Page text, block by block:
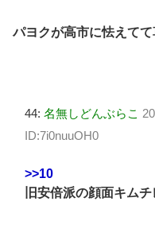
パヨクが高市に怯えてて
44: 名無しどんぶらこ
ID:7i0nuuOH0
>>10
旧安倍派の顔面キム